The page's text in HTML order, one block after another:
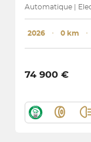
Automatique |
2026 ･ 0 km ･
74 900 €